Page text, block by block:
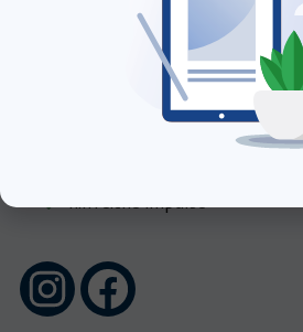
Newsletter abonnieren
hilfreiche Impulse